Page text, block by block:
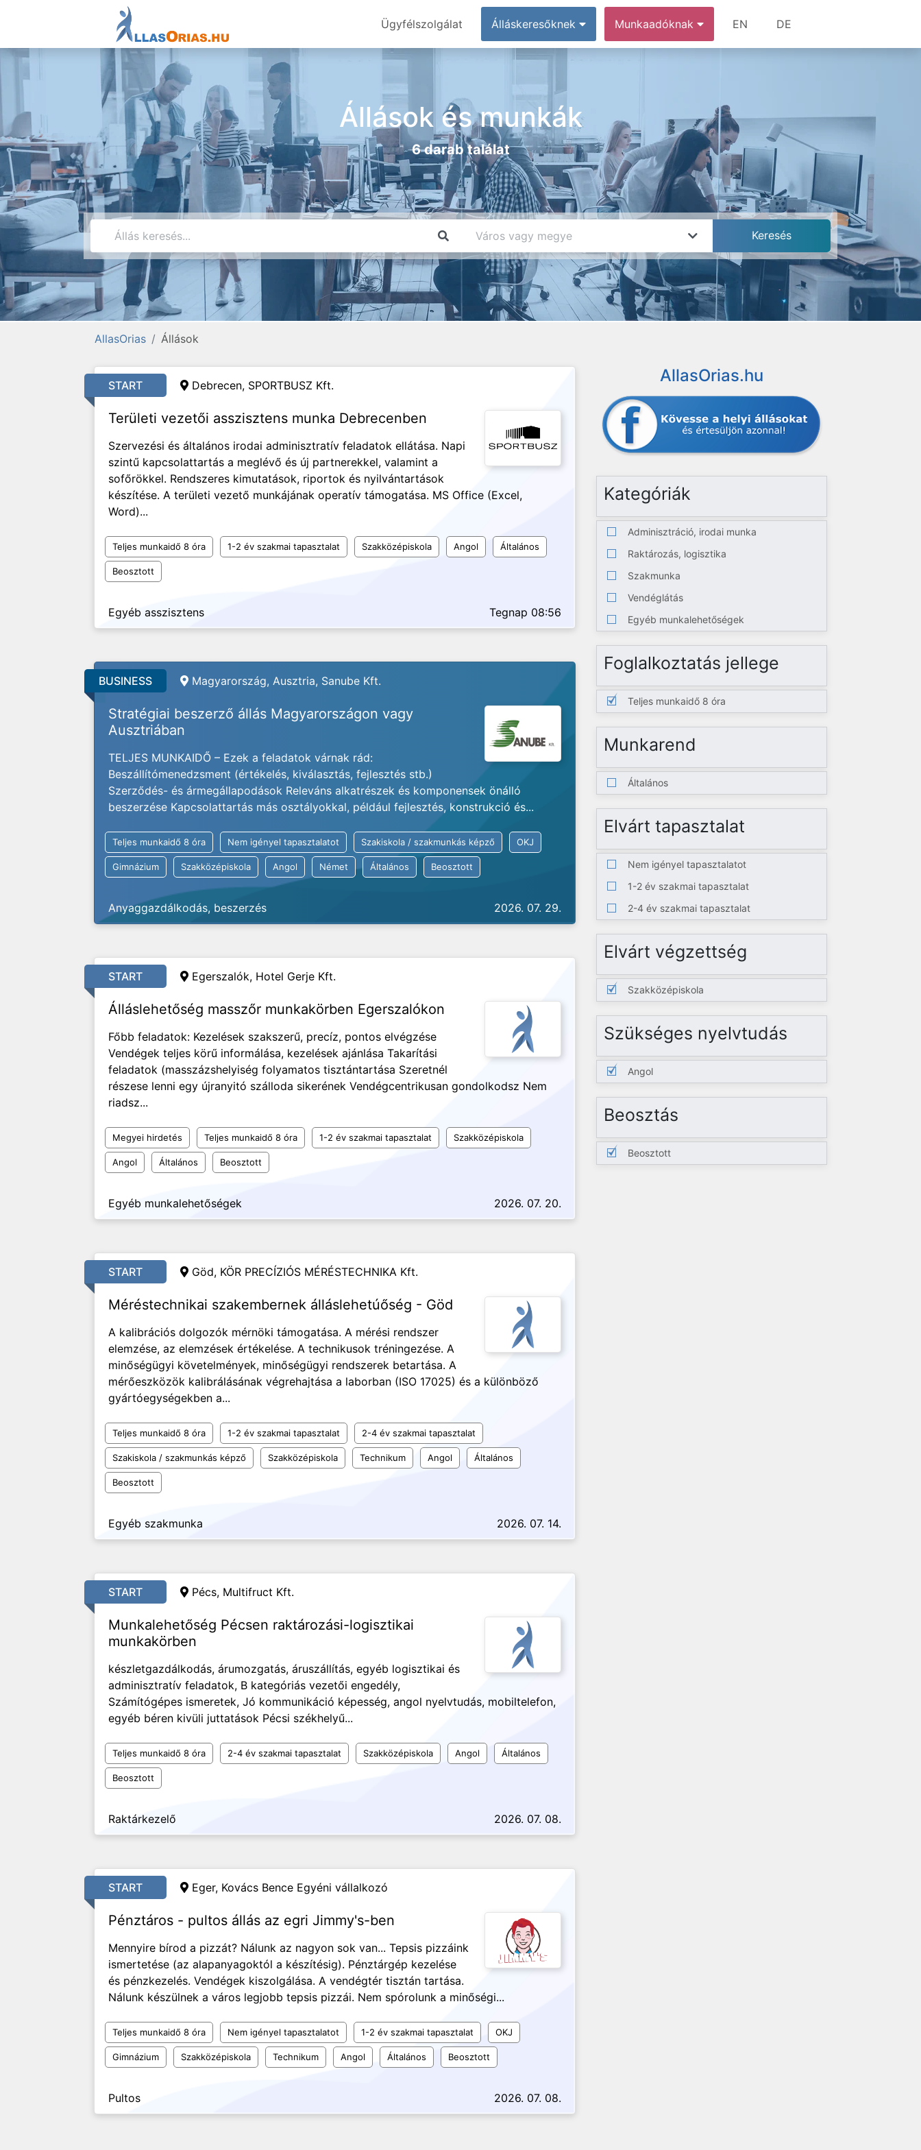
Ügyfélszolgálat Álláskeresőknek Munkaadóknak EN DE
Állások és munkák
6 darab találat
AllasOrias Állások
START Debrecen, SPORTBUSZ Kft.
Területi vezetői asszisztens munka Debrecenben
Szervezési és általános irodai adminisztratív feladatok ellátása. Napi
szintű kapcsolattartás a meglévő és új partnerekkel, valamint a
sofőrökkel. Rendszeres kimutatások, riportok és nyilvántartások
készítése. A területi vezető munkájának operatív támogatása. MS Office (Excel,
Word)...
Teljes munkaidő 8 óra 1-2 év szakmai tapasztalat Szakközépiskola Angol Általános
Beosztott
Egyéb asszisztens Tegnap 08:56
BUSINESS Magyarország, Ausztria, Sanube Kft.
Stratégiai beszerző állás Magyarországon vagy
Ausztriában
TELJES MUNKAIDŐ – Ezek a feladatok várnak rád:
Beszállítómenedzsment (értékelés, kiválasztás, fejlesztés stb.)
Szerződés- és ármegállapodások Releváns alkatrészek és komponensek önálló
beszerzése Kapcsolattartás más osztályokkal, például fejlesztés, konstrukció és...
Teljes munkaidő 8 óra Nem igényel tapasztalatot Szakiskola / szakmunkás képző OKJ
Gimnázium Szakközépiskola Angol Német Általános Beosztott
Anyaggazdálkodás, beszerzés 2026. 07. 29.
START Egerszalók, Hotel Gerje Kft.
Álláslehetőség masszőr munkakörben Egerszalókon
Főbb feladatok: Kezelések szakszerű, precíz, pontos elvégzése
Vendégek teljes körű informálása, kezelések ajánlása Takarítási
feladatok (masszázshelyiség folyamatos tisztántartása Szeretnél
részese lenni egy újranyitó szálloda sikerének Vendégcentrikusan gondolkodsz Nem
riadsz...
Megyei hirdetés Teljes munkaidő 8 óra 1-2 év szakmai tapasztalat Szakközépiskola
Angol Általános Beosztott
Egyéb munkalehetőségek 2026. 07. 20.
START Göd, KÖR PRECÍZIÓS MÉRÉSTECHNIKA Kft.
Méréstechnikai szakembernek álláslehetúőség - Göd
A kalibrációs dolgozók mérnöki támogatása. A mérési rendszer
elemzése, az elemzések értékelése. A technikusok tréningezése. A
minőségügyi követelmények, minőségügyi rendszerek betartása. A
mérőeszközök kalibrálásának végrehajtása a laborban (ISO 17025) és a különböző
gyártóegységekben a...
Teljes munkaidő 8 óra 1-2 év szakmai tapasztalat 2-4 év szakmai tapasztalat
Szakiskola / szakmunkás képző Szakközépiskola Technikum Angol Általános
Beosztott
Egyéb szakmunka 2026. 07. 14.
START Pécs, Multifruct Kft.
Munkalehetőség Pécsen raktározási-logisztikai
munkakörben
készletgazdálkodás, árumozgatás, áruszállítás, egyéb logisztikai és
adminisztratív feladatok, B kategóriás vezetői engedély,
Számítógépes ismeretek, Jó kommunikáció képesség, angol nyelvtudás, mobiltelefon,
egyéb béren kivüli juttatások Pécsi székhelyű...
Teljes munkaidő 8 óra 2-4 év szakmai tapasztalat Szakközépiskola Angol Általános
Beosztott
Raktárkezelő 2026. 07. 08.
START Eger, Kovács Bence Egyéni vállalkozó
Pénztáros - pultos állás az egri Jimmy's-ben
Mennyire bírod a pizzát? Nálunk az nagyon sok van... Tepsis pizzáink
ismertetése (az alapanyagoktól a készítésig). Pénztárgép kezelése
és pénzkezelés. Vendégek kiszolgálása. A vendégtér tisztán tartása.
Nálunk készülnek a város legjobb tepsis pizzái. Nem spórolunk a minőségi...
Teljes munkaidő 8 óra Nem igényel tapasztalatot 1-2 év szakmai tapasztalat OKJ
Gimnázium Szakközépiskola Technikum Angol Általános Beosztott
Pultos 2026. 07. 08.
AllasOrias.hu
Kategóriák
Adminisztráció, irodai munka
Raktározás, logisztika
Szakmunka
Vendéglátás
Egyéb munkalehetőségek
Foglalkoztatás jellege
Teljes munkaidő 8 óra
Munkarend
Általános
Elvárt tapasztalat
Nem igényel tapasztalatot
1-2 év szakmai tapasztalat
2-4 év szakmai tapasztalat
Elvárt végzettség
Szakközépiskola
Szükséges nyelvtudás
Angol
Beosztás
Beosztott